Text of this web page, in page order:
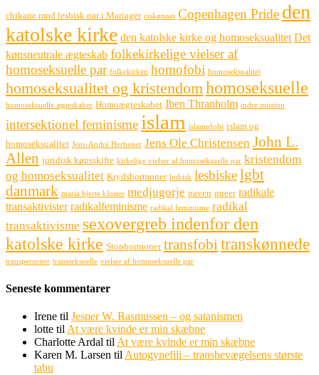
chikane mod lesbisk par i Mariager ciskønnet Copenhagen Pride den
katolske kirke den katolske kirke og homoseksualitet Det
kønsneutrale ægteskab folkekirkelige vielser af
homoseksuelle par folkekirken homofobi homoseksualitet
homoseksualitet og kristendomhomoseksuelle
homoseksuelle ægteskaber Homoægteskabet Iben Thranholm indre mission
intersektionel feminisme islam islamofobi islam og
homoseksualitet Jens-André Herbener Jens Ole Christensen John L.
Allen juridisk kønsskifte kirkelige vielser af homoseksuelle par kristendom
og homoseksualitet Krydshormoner lesbisk lesbiskelgbt
danmark maria hjerte kloster medjugorje paven queer radikale
transaktivister radikalfeminisme radikal feminisme radikal
transaktivisme sexovergreb indenfor den
katolske kirke Stophormoner transfobi transkønnede
transpersoner transseksuelle vielser af homoseksuelle par
Seneste kommentarer
Irene til Jesper W. Rasmussen – og satanismen
lotte til At være kvinde er min skæbne
Charlotte Ardal til At være kvinde er min skæbne
Karen M. Larsen til Autogynefili – transbevægelsens største
tabu